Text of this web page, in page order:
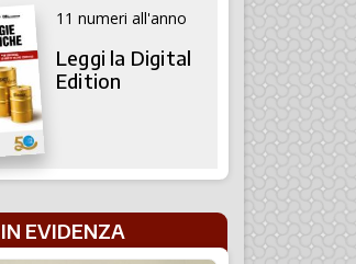
11 numeri all'anno
Leggi la Digital
Edition
IN EVIDENZA